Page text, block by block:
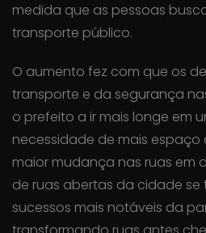
medida que as pessoas
transporte público.
O aumento fez com que os
transporte e da segurança
o prefeito a ir mais longe em
necessidade de mais espaço
maior mudança nas ruas em
de ruas abertas da cidade se
sucessos mais notáveis ​​da